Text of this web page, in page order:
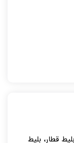
قطار، بلیط